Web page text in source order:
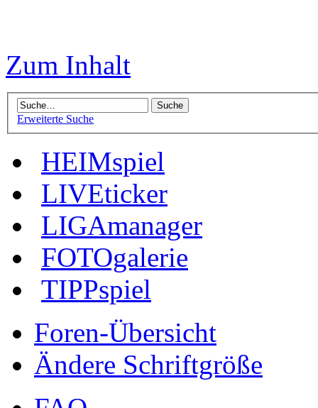
Zum Inhalt
Erweiterte Suche
HEIMspiel
LIVEticker
LIGAmanager
FOTOgalerie
TIPPspiel
Foren-Übersicht
Ändere Schriftgröße